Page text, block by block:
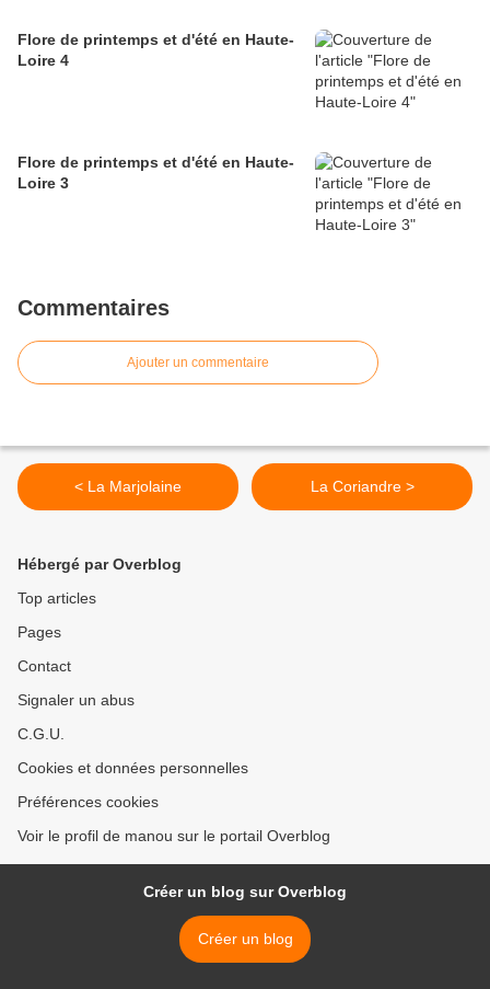
Flore de printemps et d'été en Haute-
Loire 4
Flore de printemps et d'été en Haute-
Loire 3
Commentaires
Ajouter un commentaire
< La Marjolaine La Coriandre >
Hébergé par Overblog
Top articles
Pages
Contact
Signaler un abus
C.G.U.
Cookies et données personnelles
Préférences cookies
Voir le profil de manou sur le portail Overblog
Créer un blog sur Overblog
Créer un blog